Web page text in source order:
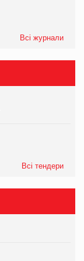
Всі журнали
Всі тендери